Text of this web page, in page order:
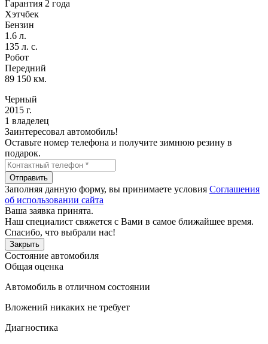
Гарантия 2 года
Хэтчбек
Бензин
1.6 л.
135 л. с.
Робот
Передний
89 150 км.
Черный
2015 г.
1 владелец
Заинтересовал автомобиль!
Оставьте номер телефона и получите зимнюю резину в
подарок.
Отправить
Заполняя данную форму, вы принимаете условия Соглашения
об использовании сайта
Ваша заявка принята.
Наш специалист свяжется с Вами в самое ближайшее время.
Спасибо, что выбрали нас!
Закрыть
Состояние автомобиля
Общая оценка
Автомобиль в отличном состоянии
Вложений никаких не требует
Диагностика